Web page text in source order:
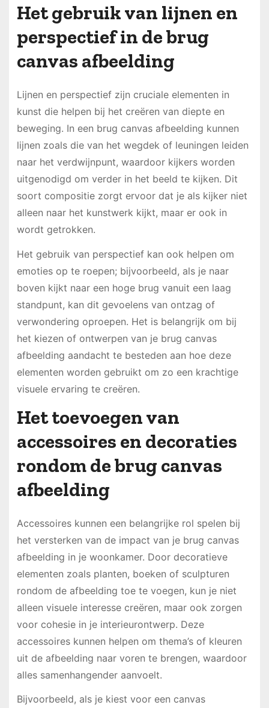
Het gebruik van lijnen en
perspectief in de brug
canvas afbeelding
Lijnen en perspectief zijn cruciale elementen in
kunst die helpen bij het creëren van diepte en
beweging. In een brug canvas afbeelding kunnen
lijnen zoals die van het wegdek of leuningen leiden
naar het verdwijnpunt, waardoor kijkers worden
uitgenodigd om verder in het beeld te kijken. Dit
soort compositie zorgt ervoor dat je als kijker niet
alleen naar het kunstwerk kijkt, maar er ook in
wordt getrokken.
Het gebruik van perspectief kan ook helpen om
emoties op te roepen; bijvoorbeeld, als je naar
boven kijkt naar een hoge brug vanuit een laag
standpunt, kan dit gevoelens van ontzag of
verwondering oproepen. Het is belangrijk om bij
het kiezen of ontwerpen van je brug canvas
afbeelding aandacht te besteden aan hoe deze
elementen worden gebruikt om zo een krachtige
visuele ervaring te creëren.
Het toevoegen van
accessoires en decoraties
rondom de brug canvas
afbeelding
Accessoires kunnen een belangrijke rol spelen bij
het versterken van de impact van je brug canvas
afbeelding in je woonkamer. Door decoratieve
elementen zoals planten, boeken of sculpturen
rondom de afbeelding toe te voegen, kun je niet
alleen visuele interesse creëren, maar ook zorgen
voor cohesie in je interieurontwerp. Deze
accessoires kunnen helpen om thema’s of kleuren
uit de afbeelding naar voren te brengen, waardoor
alles samenhangender aanvoelt.
Bijvoorbeeld, als je kiest voor een canvas